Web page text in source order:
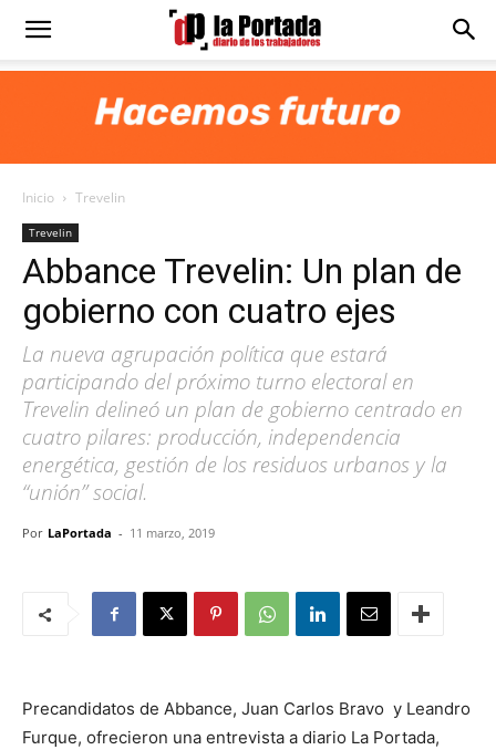
Diario
Portada
Inicio Trevelin
Trevelin
Abbance Trevelin: Un plan de
gobierno con cuatro ejes
La nueva agrupación política que estará
participando del próximo turno electoral en
Trevelin delineó un plan de gobierno centrado en
cuatro pilares: producción, independencia
energética, gestión de los residuos urbanos y la
“unión” social.
Por LaPortada - 11 marzo, 2019
Precandidatos de Abbance, Juan Carlos Bravo y Leandro
Furque, ofrecieron una entrevista a diario La Portada,